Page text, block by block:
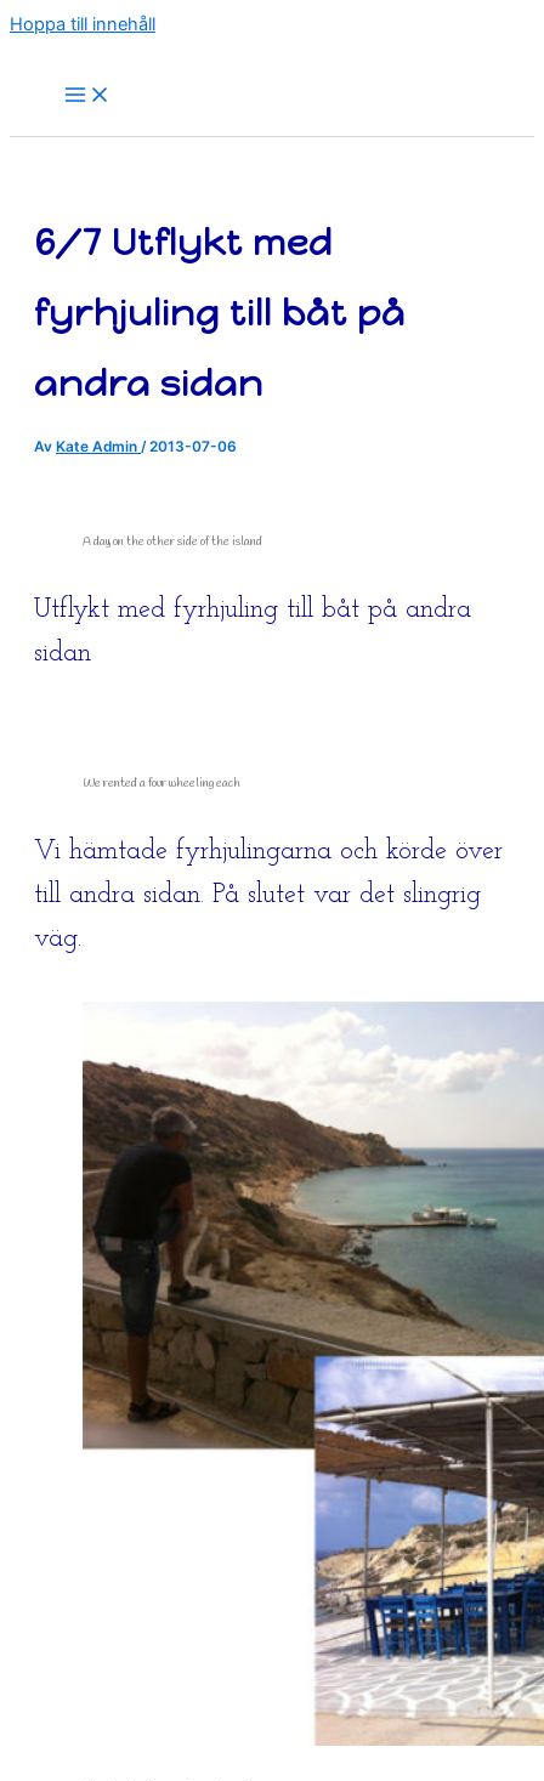
Hoppa till innehåll
6/7 Utflykt med
fyrhjuling till båt på
andra sidan
Av Kate Admin /2013-07-06
A day on the other side of the island
Utflykt med fyrhjuling till båt på andra
sidan
We rented a four wheeling each
Vi hämtade fyrhjulingarna och körde över
till andra sidan. På slutet var det slingrig
väg.